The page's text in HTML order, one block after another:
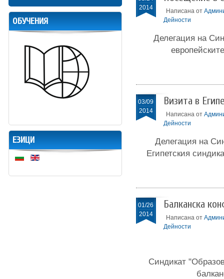
2014
Написана от
Дейности
Делегация на
03/09
2014
Визита в
Написана от
Дейности
Делегация на
Египетския
01/26
2014
Балканска
Написана от
Дейности
Синдикат
ОБУЧЕНИЯ
ЕЗИЦИ